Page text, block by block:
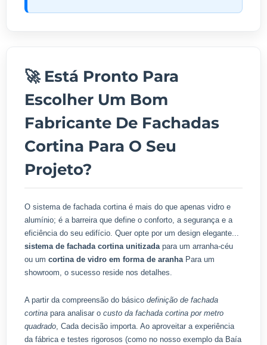
🚀 Está Pronto Para
Escolher Um Bom
Fabricante De Fachadas
Cortina Para O Seu
Projeto?
O sistema de fachada cortina é mais do que apenas vidro e
alumínio; é a barreira que define o conforto, a segurança e a
eficiência do seu edifício. Quer opte por um design elegante...
sistema de fachada cortina unitizadapara um arranha-céu
ou um cortina de vidro em forma de aranhaPara um
showroom, o sucesso reside nos detalhes.
A partir da compreensão do básico definição de fachada
cortina para analisar o custo da fachada cortina por metro
quadrado, Cada decisão importa. Ao aproveitar a experiência
da fábrica e testes rigorosos (como no nosso exemplo da Baía